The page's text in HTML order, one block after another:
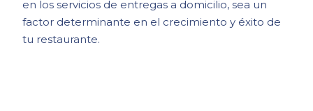
en los servicios de entregas a domicilio, sea un
factor determinante en el crecimiento y éxito de
tu restaurante.